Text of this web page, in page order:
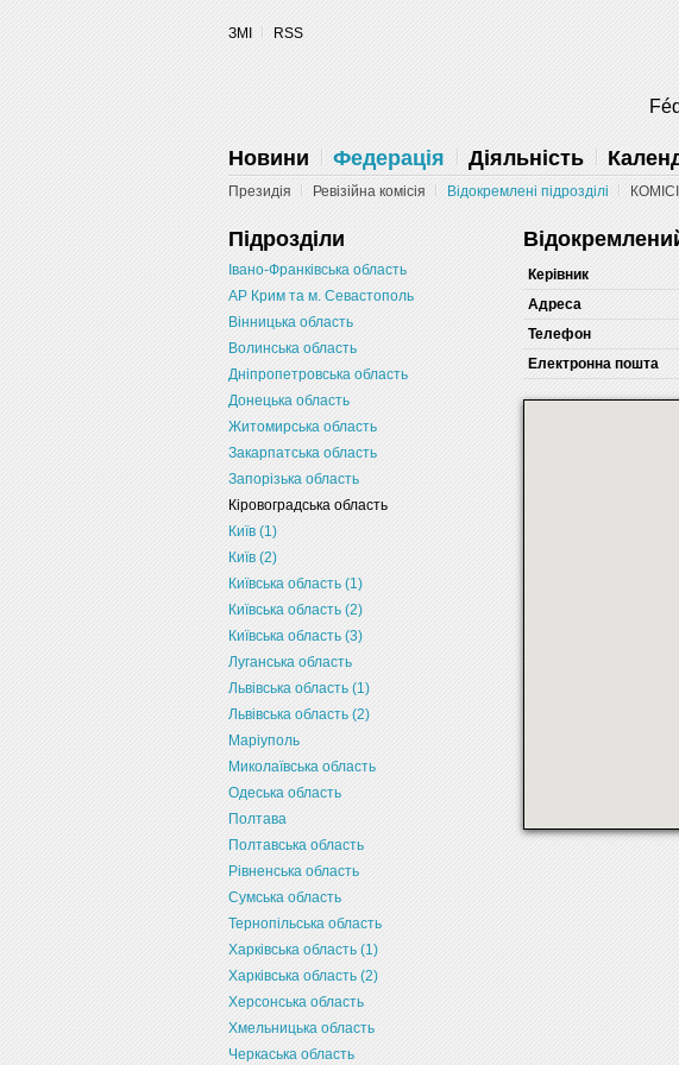
ЗМІ RSS
Новини Федерація Діяльність
Президія Ревізійна комісія Відокремлені підрозділі
Підрозділи
Івано-Франківська область
АР Крим та м. Севастополь
Вінницька область
Волинська область
Дніпропетровська область
Донецька область
Житомирська область
Закарпатська область
Запорізька область
Кіровоградська область
Київ (1)
Київ (2)
Київська область (1)
Київська область (2)
Київська область (3)
Луганська область
Львівська область (1)
Львівська область (2)
Маріуполь
Миколаївська область
Одеська область
Полтава
Полтавська область
Рівненська область
Сумська область
Тернопільська область
Харківська область (1)
Харківська область (2)
Херсонська область
Хмельницька область
Черкаська область
Керівник
Адреса
Телефон
Електронна пошта